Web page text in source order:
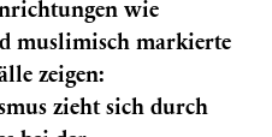
wie
muslimisch markierte
zeigen:
zieht sich durch